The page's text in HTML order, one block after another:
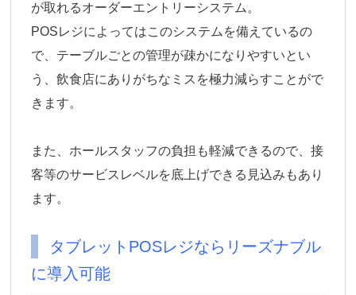
が取れるオーダーエントリーシステム。
POSレジによってはこのシステムを備えているの
で、テーブルごとの管理が疎かになりやすいとい
う、飲食店にありがちなミスを極力減らすことがで
きます。
また、ホールスタッフの負担も軽減できるので、接
客等のサービスレベルを底上げできる見込みもあり
ます。
タブレットPOSレジならリーズナブル
に導入可能